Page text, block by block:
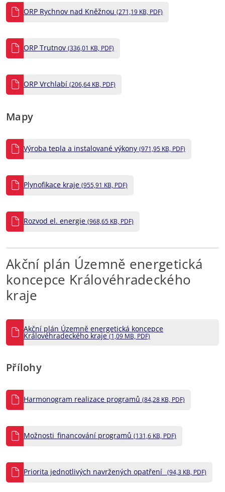
ORP Rychnov nad Kněžnou (271,19 KB, PDF)
ORP Trutnov (336,01 KB, PDF)
ORP Vrchlabí (206,64 KB, PDF)
Mapy
Výroba tepla a instalované výkony (971,95 KB, PDF)
Plynofikace kraje (955,91 KB, PDF)
Rozvod el. energie (968,65 KB, PDF)
Akční plán Územně energetická
koncepce Královéhradeckého
kraje
Akční plán Územně energetická koncepce
Královéhradeckého kraje(1,09 MB, PDF)
Přílohy
Harmonogram realizace programů (84,28 KB, PDF)
Možnosti_financování programů (131,6 KB, PDF)
Priorita jednotlivých navržených opatření_ (94,3 KB, PDF)